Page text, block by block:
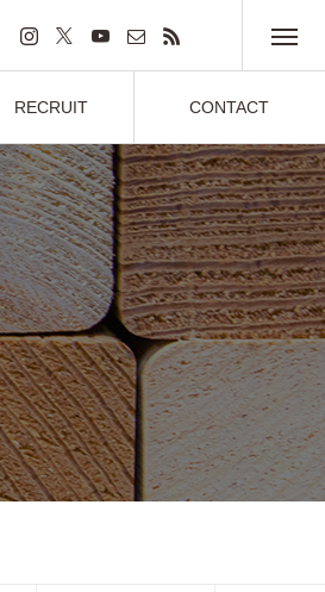
RECRUIT
CONTACT